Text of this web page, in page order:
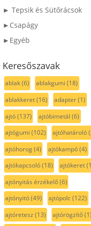
► Tepsik és Sütőrácsok
►Csapágy
►Egyéb
Keresőszavak
ablak(6) ablakgumi (18)
ablakkeret(16) adapter(1)
ajtó(137) ajtóbimetál (6)
ajtógumi (102) ajtóhatároló
ajtóhorog(4) ajtókampó(4)
ajtókapcsoló(18) ajtókeret
ajtónyitás érzékelő(6)
ajtónyitó(49) ajtópolc(122)
ajtóretesz (13) ajtórögzítő(1)